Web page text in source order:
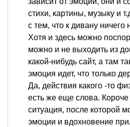
стихи, картины, музыку и
с тем, что к дивану ничего
Хотя и здесь можно
можно и не выходить из
какой-нибудь сайт, а там
эмоция идет, что только
Да, действия какого -то
есть же еще слова. Короче
ситуация, после которой
эмоции и вдохновение